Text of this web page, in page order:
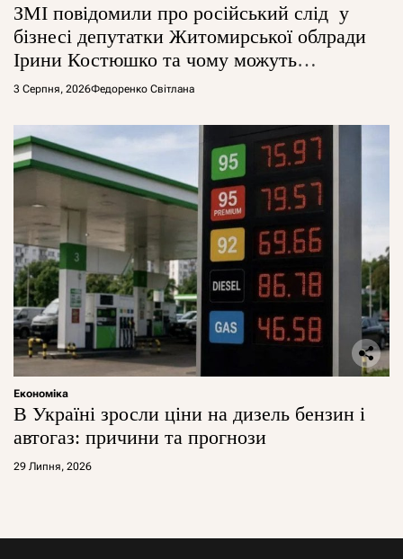
ЗМІ повідомили про російський слід у
бізнесі депутатки Житомирської облради
Ірини Костюшко та чому можуть
арештувати її активи
3 Серпня, 2026Федоренко Світлана
Економіка
В Україні зросли ціни на дизель бензин і
автогаз: причини та прогнози
29 Липня, 2026